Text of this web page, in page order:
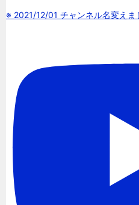
※ 2021/12/01 チャンネル名変えま